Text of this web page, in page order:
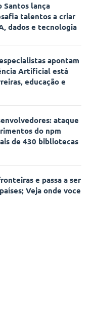
Santos lança
talentos a criar
dados e tecnologia
apontam
Artificial está
educação e
ataque
do npm
de 430 bibliotecas
e passa a ser
Veja onde voce